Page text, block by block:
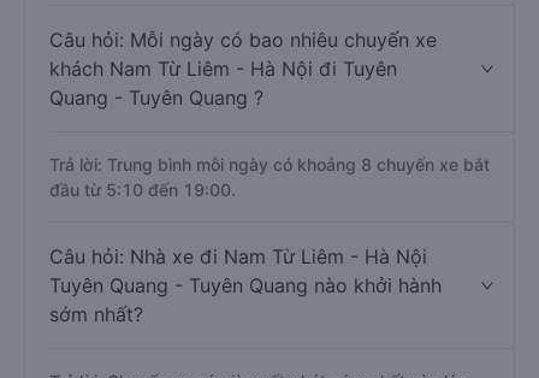
Câu hỏi: Mỗi ngày có bao nhiêu chuyến xe
khách Nam Từ Liêm - Hà Nội đi Tuyên
Quang - Tuyên Quang ?
Trả lời: Trung bình mỗi ngày có khoảng 8 chuyến xe bắt
đầu từ 5:10 đến 19:00.
Câu hỏi: Nhà xe đi Nam Từ Liêm - Hà Nội
Tuyên Quang - Tuyên Quang nào khởi hành
sớm nhất?